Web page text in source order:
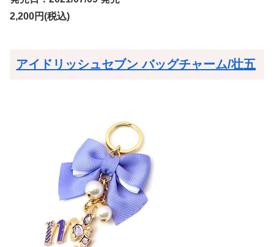
2,200円(税込)
アイドリッシュセブン バッグチャーム/壮五